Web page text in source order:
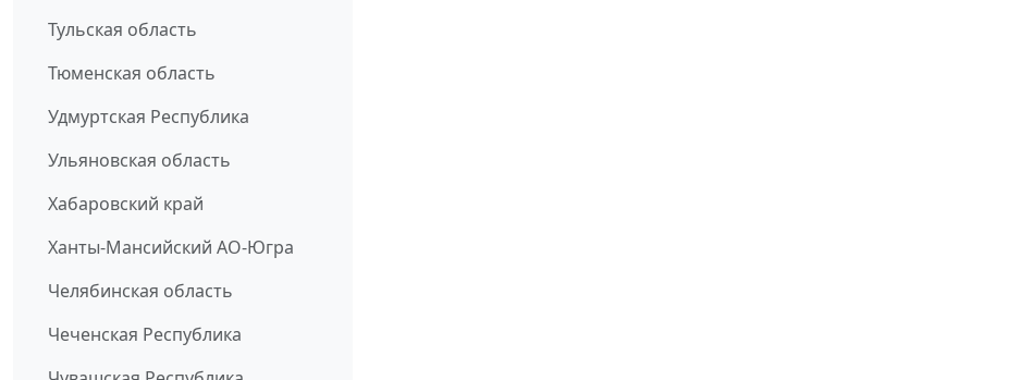
Тульская область
Тюменская область
Удмуртская Республика
Ульяновская область
Хабаровский край
Ханты-Мансийский АО-Югра
Челябинская область
Чеченская Республика